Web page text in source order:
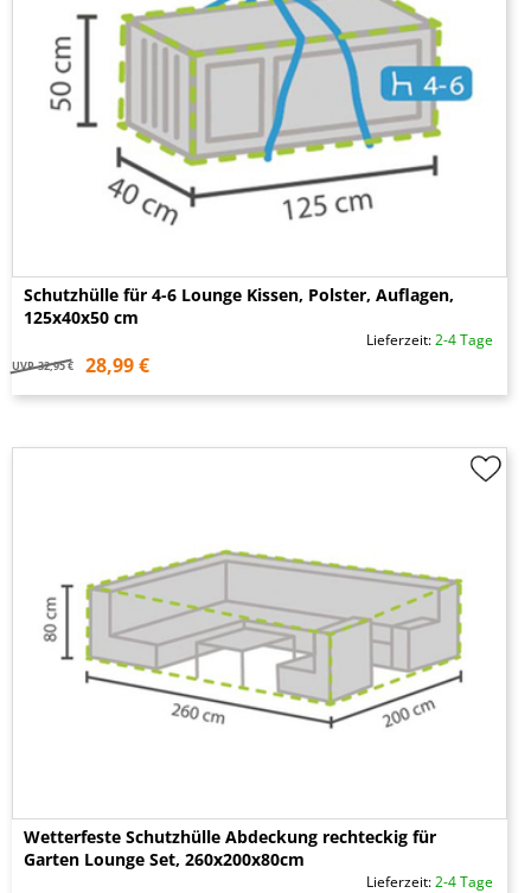
Schutzhülle für 4-6 Lounge Kissen, Polster, Auflagen,
125x40x50 cm
Lieferzeit:2-4 Tage
UVP 32,95 € 28,99 €
Wetterfeste Schutzhülle Abdeckung rechteckig für
Garten Lounge Set, 260x200x80cm
Lieferzeit:2-4 Tage